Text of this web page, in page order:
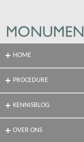
HOME
PROCEDURE
KENNISBLOG
OVER ONS